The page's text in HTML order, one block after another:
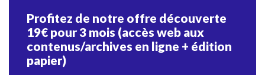
Profitez de notre offre découverte
19€ pour 3 mois (accès web aux
contenus/archives en ligne + édition
papier)